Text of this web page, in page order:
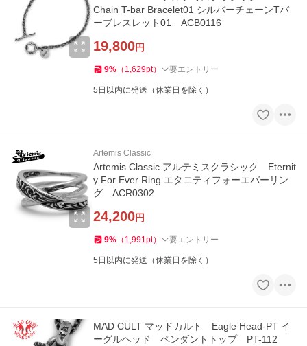
Chain T-bar Bracelet01 シルバーチェーンTバ
ーブレスレット01 ACB0116
19,800円
9% （ 1,629pt） 要エントリー
5日以内に発送（休業日を除く）
Artemis Classic
Artemis Classic アルテミスクラシック Eternit
y For Ever Ring エタニティフォーエバーリン
グ ACR0302
24,200円
9% （ 1,991pt） 要エントリー
5日以内に発送（休業日を除く）
MAD CULT マッドカルト Eagle Head-PT イ
ーグルヘッド ペンダントトップ PT-112